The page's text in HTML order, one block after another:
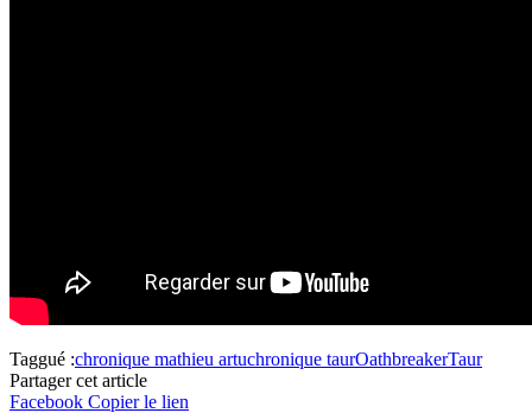
Taggué :chronique mathieu artuchronique taurOathbreakerTaur
Partager cet article
Facebook Copier le lien